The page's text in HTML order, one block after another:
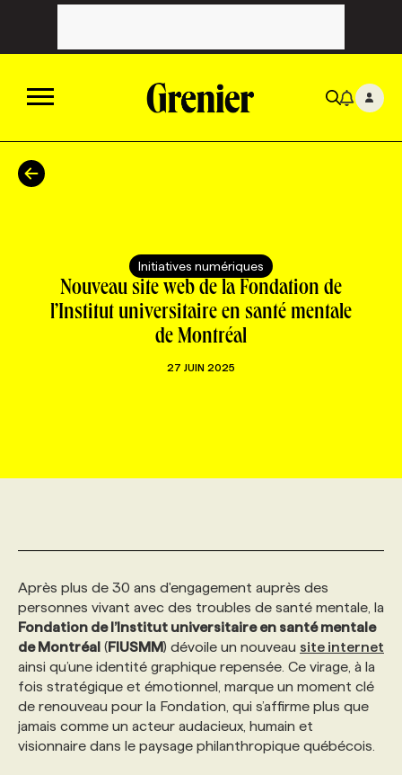
ACTUALITÉS
TOUTES LES CATÉGORIES
CAMPAGNES ET CRÉATIVITÉ
PRIX ET DISTINCTIONS
TENDANCES
CHRONIQUES
TOUTES LES CHRONIQUES
GEO/SEO
ÉVÉNEMENTIEL
NOS AUTEUR‧RICES
FORFAITS ABONNEMENT
VOIR TOUTES LES PARUTIONS
INFOLETTRES
INFOLETTRE EN BREF
FAQ
ANNONCEZ AVEC NOUS
FORMATIONS PERSONNALISÉES
NOS FORMATEUR‧RICES
POURQUOI CHOISIR NOS FORMATIONS
NOS TARIFS
NOS EXPERTISES
FAQ
Initiatives numériques
Nouveau site web de la Fondation de
l’Institut universitaire en santé mentale
de Montréal
27 JUIN 2025
Après plus de 30 ans d'engagement auprès des
personnes vivant avec des troubles de santé mentale, la
Fondation de l’Institut universitaire en santé mentale
de Montréal (FIUSMM) dévoile un nouveau site internet
ainsi qu’une identité graphique repensée. Ce virage, à la
fois stratégique et émotionnel, marque un moment clé
de renouveau pour la Fondation, qui s’affirme plus que
jamais comme un acteur audacieux, humain et
visionnaire dans le paysage philanthropique québécois.